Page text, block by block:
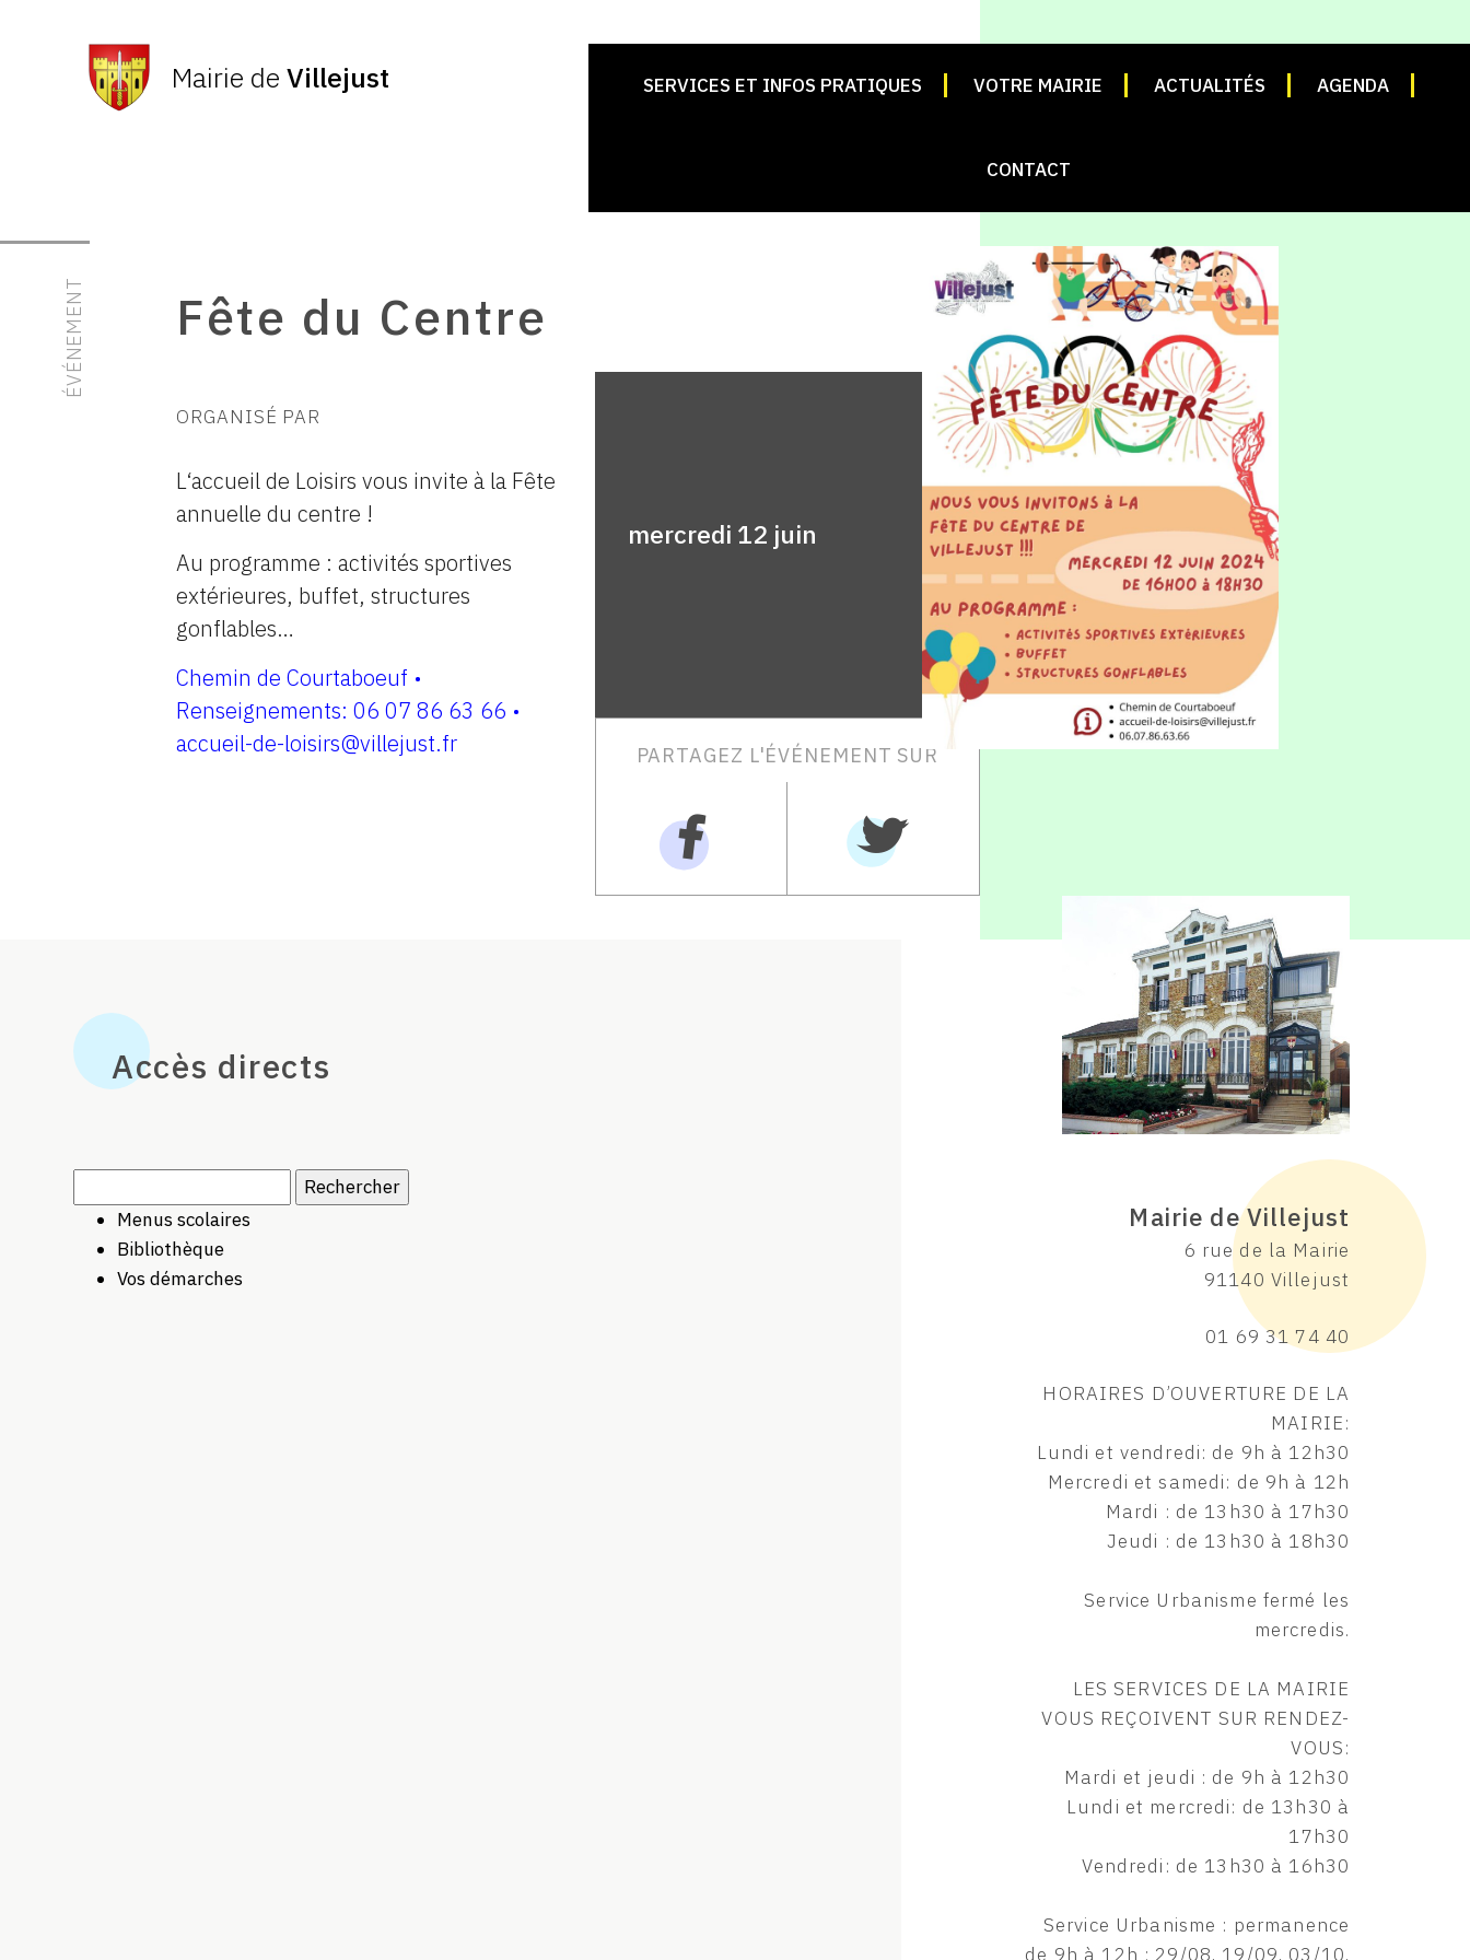
Mairie de Villejust SERVICES ET INFOS PRATIQUES VOTRE MAIRIE ACTUALITÉS AGENDA
CONTACT
ÉVÉNEMENT Fête du Centre
ORGANISÉ PAR
L‘accueil de Loisirs vous invite à la Fête
annuelle du centre !
Au programme : activités sportives
extérieures, buffet, structures
gonflables…
Chemin de Courtaboeuf •
Renseignements: 06 07 86 63 66 •
accueil-de-loisirs@villejust.fr
mercredi 12 juin
PARTAGEZ L'ÉVÉNEMENT SUR
Accès directs
Menus scolaires
Bibliothèque
Vos démarches
Mairie de Villejust
6 rue de la Mairie
91140 Villejust
01 69 31 74 40
HORAIRES D’OUVERTURE DE LA
MAIRIE:
Lundi et vendredi: de 9h à 12h30
Mercredi et samedi: de 9h à 12h
Mardi : de 13h30 à 17h30
Jeudi : de 13h30 à 18h30
Service Urbanisme fermé les
mercredis.
LES SERVICES DE LA MAIRIE
VOUS REÇOIVENT SUR RENDEZ-
VOUS:
Mardi et jeudi : de 9h à 12h30
Lundi et mercredi: de 13h30 à
17h30
Vendredi: de 13h30 à 16h30
Service Urbanisme : permanence
de 9h à 12h : 29/08, 19/09, 03/10,